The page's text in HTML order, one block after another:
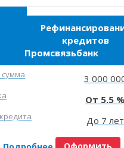
кредитов
Промсвязьбанк
3 000
5.5
До 7 лет